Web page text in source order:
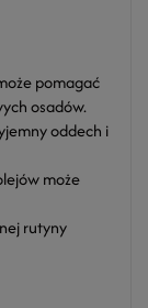
pomagać
osadów.
oddech i
może
rutyny